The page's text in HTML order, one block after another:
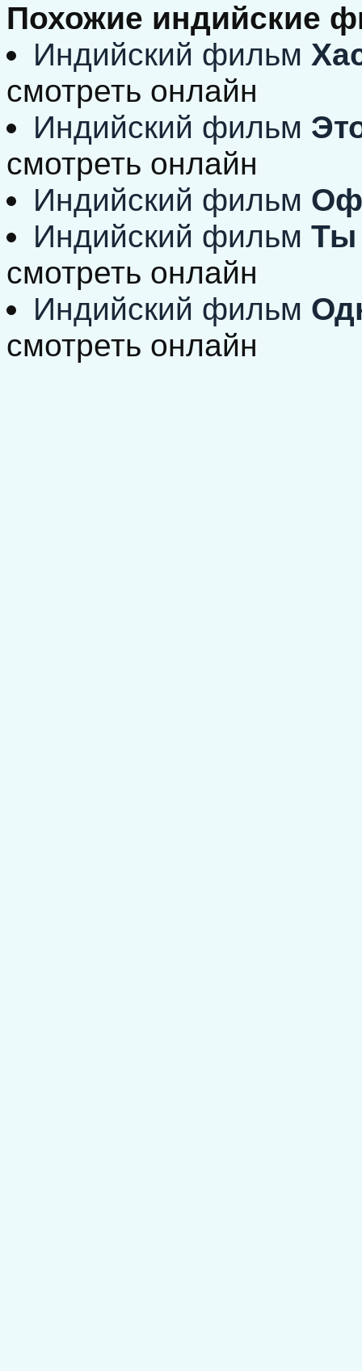
Похожие индийские
Индийский фильм
смотреть онлайн
Индийский фильм
смотреть онлайн
Индийский фильм
Индийский фильм Ты
смотреть онлайн
Индийский фильм
смотреть онлайн